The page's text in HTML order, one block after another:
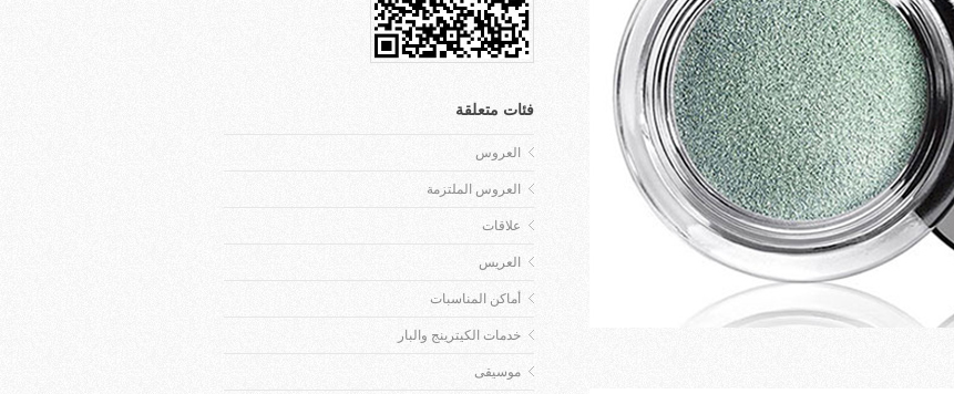
فئات متعلقة
العروس
العروس الملتزمة
علاقات
العريس
أماكن المناسبات
خدمات الكيترينج والبار
موسيقى